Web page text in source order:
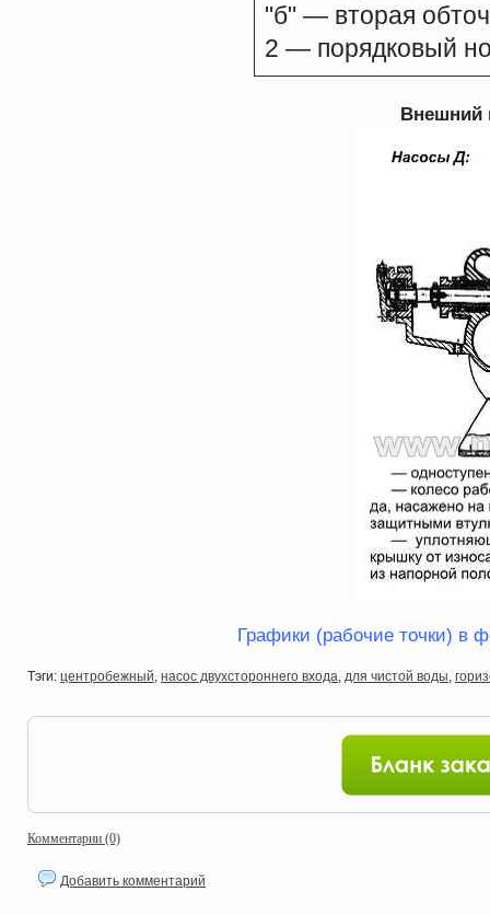
"б" — вторая
2 — порядковый
Внешний
Графики (рабочие точки) в
Тэги: центробежный, насос двухстороннего входа, для чистой воды,
Комментарии (0)
Добавить комментарий